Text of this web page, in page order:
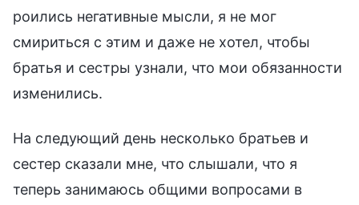
роились негативные мысли, я не мог
смириться с этим и даже не хотел, чтобы
братья и сестры узнали, что мои обязанности
изменились.
На следующий день несколько братьев и
сестер сказали мне, что слышали, что я
теперь занимаюсь общими вопросами в